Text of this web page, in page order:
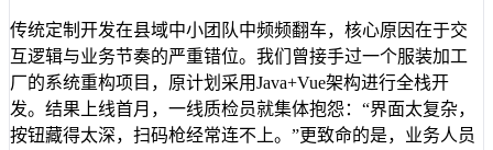
传统定制开发在县域中小团队中频频翻车，核心原因在于交
互逻辑与业务节奏的严重错位。我们曾接手过一个服装加工
厂的系统重构项目，原计划采用Java+Vue架构进行全栈开
发。结果上线首月，一线质检员就集体抱怨：“界面太复杂，
按钮藏得太深，扫码枪经常连不上。”更致命的是，业务人员